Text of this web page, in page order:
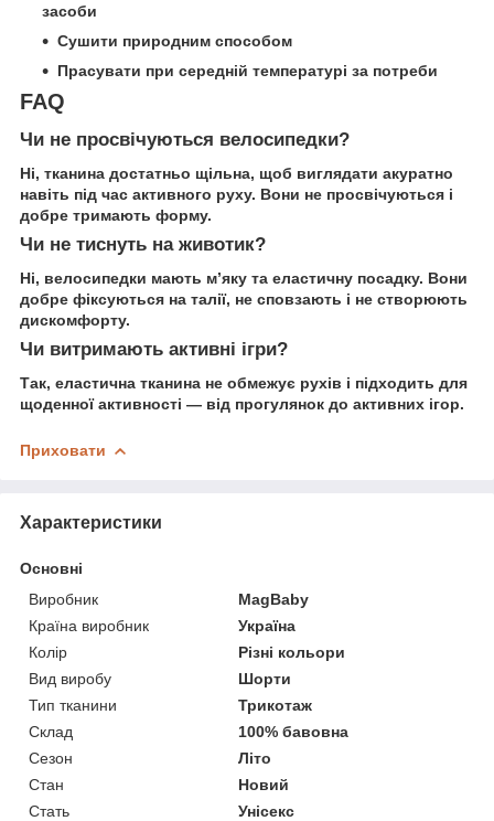
засоби
Сушити природним способом
Прасувати при середній температурі за потреби
FAQ
Чи не просвічуються велосипедки?
Ні, тканина достатньо щільна, щоб виглядати акуратно
навіть під час активного руху. Вони не просвічуються і
добре тримають форму.
Чи не тиснуть на животик?
Ні, велосипедки мають м’яку та еластичну посадку. Вони
добре фіксуються на талії, не сповзають і не створюють
дискомфорту.
Чи витримають активні ігри?
Так, еластична тканина не обмежує рухів і підходить для
щоденної активності — від прогулянок до активних ігор.
Приховати
Характеристики
Основні
Виробник
MagBaby
Країна виробник
Україна
Колір
Різні кольори
Вид виробу
Шорти
Тип тканини
Трикотаж
Склад
100% бавовна
Сезон
Літо
Стан
Новий
Стать
Унісекс